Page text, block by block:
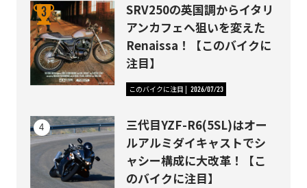
SRV250の英国調からイタリ
アンカフェへ狙いを変えた
Renaissa！【このバイクに
注目】
このバイクに注目 2026/07/23
三代目YZF-R6(5SL)はオー
ルアルミダイキャストでシ
ャシー構成に大改革！【こ
のバイクに注目】